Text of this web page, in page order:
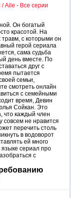
Aile - Все серии
Он богатый
красотой. На
с которыми он
герой сериала
сама судьба
день вместе. По
друг с
пытается
семьи,
смотреть онлайн
с семейными
время, Девин
Сойкан. Это
что каждый член
совсем не нравится
перечить столь
в водоворот
ей много
языке сериал про
с